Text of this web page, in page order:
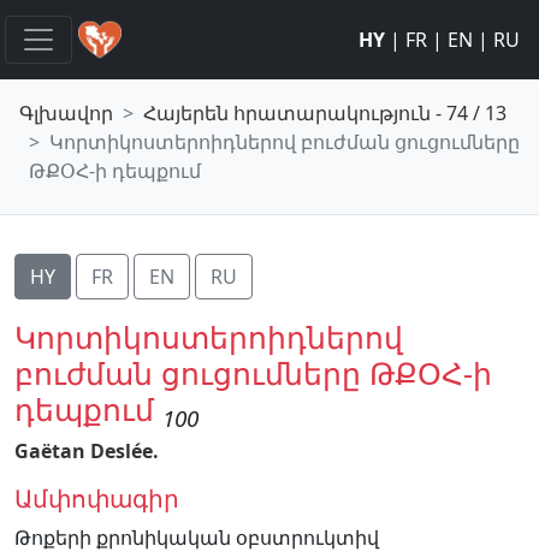
HY | FR | EN | RU
Գլխավոր
Հայերեն հրատարակություն - 74 / 13
Կորտիկոստերոիդներով բուժման ցուցումները
ԹՔՕՀ-ի դեպքում
HY FR EN RU
Կորտիկոստերոիդներով
բուժման ցուցումները ԹՔՕՀ-ի
դեպքում 100
Gaëtan Deslée.
Ամփոփագիր
Թոքերի քրոնիկական օբստրուկտիվ